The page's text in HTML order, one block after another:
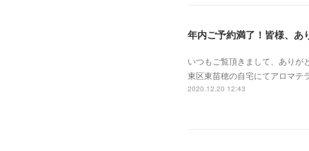
年内ご予約満了！皆様、あ
いつもご覧頂きまして、ありが
東区東苗穂の自宅にてアロマテ
2020.12.20 12:43